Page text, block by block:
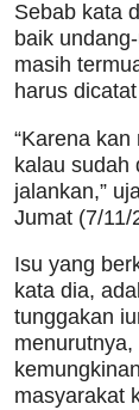
Sebab kata
baik
masih
harus
“Karena
kalau sudah
jalankan,”
Jumat (7/11/
Isu yang
kata dia,
tunggakan
masyarakat